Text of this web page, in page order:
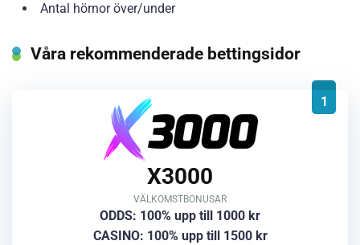
Antal hörnor över/under
Våra rekommenderade bettingsidor
1
X3000
VÄLKOMSTBONUSAR
ODDS: 100% upp till 1000 kr
CASINO: 100% upp till 1500 kr